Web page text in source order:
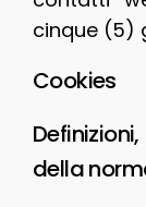
cinque (5)
Cookies
della